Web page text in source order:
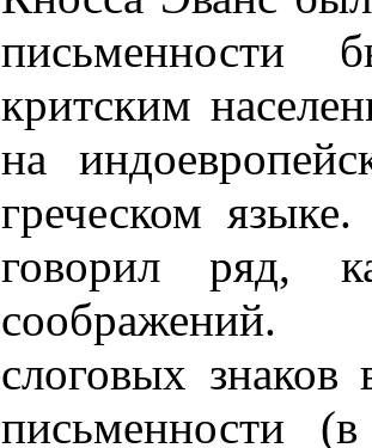
письменности
критским
на
греческом
говорил ряд,
соображений.
слоговых
письменности